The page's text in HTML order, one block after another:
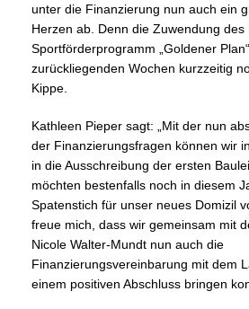
unter die Finanzierung nun auch ein
Herzen ab. Denn die Zuwendung
Sportförderprogramm „Goldener
zurückliegenden Wochen kurzzeitig
Kippe.
Kathleen Pieper sagt: „Mit der nun
der Finanzierungsfragen können wir
in die Ausschreibung der ersten
möchten bestenfalls noch in diesem
Spatenstich für unser neues Domizil
freue mich, dass wir gemeinsam mit
Nicole Walter-Mundt nun auch die
Finanzierungsvereinbarung mit dem
einem positiven Abschluss bringen